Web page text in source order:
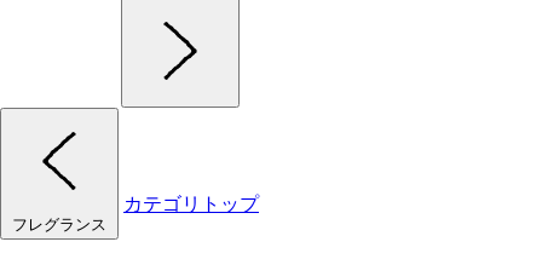
フレグランス
カテゴリトップ